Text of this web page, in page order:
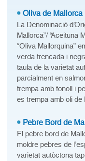
Oliva de Mallorca
La Denominació
Mallorca”/ “Aceituna
“Oliva Mallorquina”
verda trencada i
taula de la varietat
parcialment en
trempa amb fonoll i
es trempa amb oli de
Pebre Bord de
El pebre bord de
moldre pebres de
varietat autòctona